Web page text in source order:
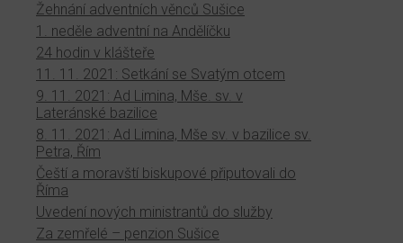
Žehnání adventních věnců Sušice
1. neděle adventní na Andělíčku
24 hodin v klášteře
11. 11. 2021: Setkání se Svatým otcem
9. 11. 2021: Ad Limina, Mše. sv. v
Lateránské bazilice
8. 11. 2021: Ad Limina, Mše sv. v bazilice sv.
Petra, Řím
Čeští a moravští biskupové připutovali do
Říma
Uvedení nových ministrantů do služby
Za zemřelé – penzion Sušice